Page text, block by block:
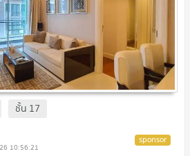
ชั้น 17
10:56:21